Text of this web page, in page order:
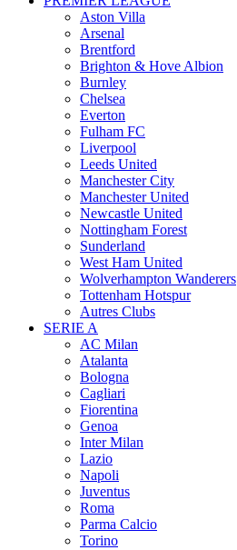
Aston Villa
Arsenal
Brentford
Brighton & Hove Albion
Burnley
Chelsea
Everton
Fulham FC
Liverpool
Leeds United
Manchester City
Manchester United
Newcastle United
Nottingham Forest
Sunderland
West Ham United
Wolverhampton Wanderers
Tottenham Hotspur
Autres Clubs
SERIE A
AC Milan
Atalanta
Bologna
Cagliari
Fiorentina
Genoa
Inter Milan
Lazio
Napoli
Juventus
Roma
Parma Calcio
Torino